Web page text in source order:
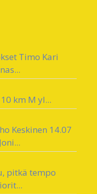
Timo Kari
km M yl...
Keskinen 14.07
pitkä tempo